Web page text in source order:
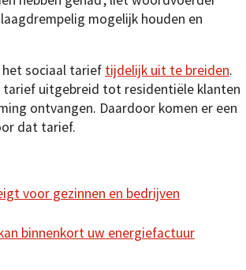
mogelijk houden en
het sociaal tarief tijdelijk uit te breiden.
tarief uitgebreid tot residentiële klanten
ontvangen. Daardoor komen er een
dat tarief.
voor gezinnen en bedrijven
binnenkort uw energiefactuur